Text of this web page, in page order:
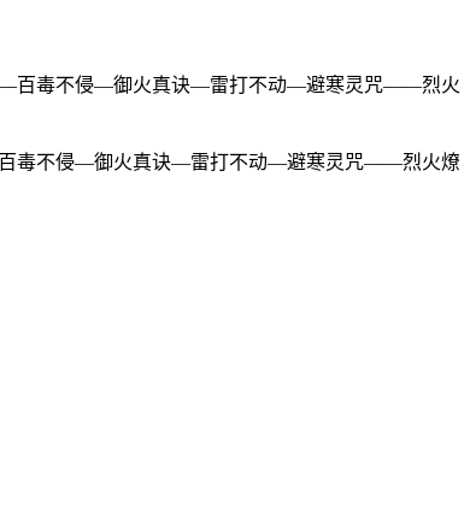
毒不侵—御火真诀—雷打不动—避寒灵咒——烈火
毒不侵—御火真诀—雷打不动—避寒灵咒——烈火燎